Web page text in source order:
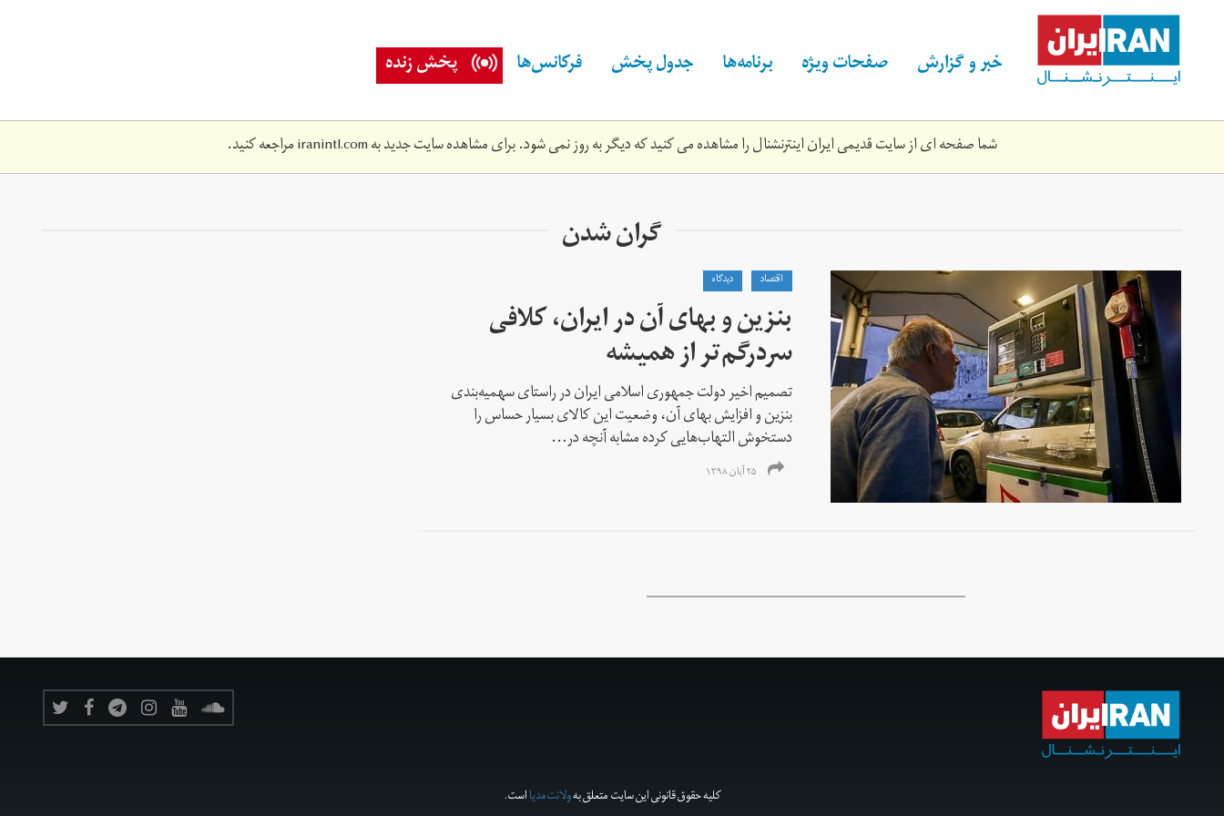
content خبر و گزارش صفحات ویژه برنامه‌ها جدول پخش فرکانس‌ها پخش زنده
شما صفحه ای از سایت قدیمی ایران اینترنشنال را مشاهده می کنید که دیگر به روز نمی شود. برای مشاهده سایت جدید بهiranintl.comمراجعه کنید.
گران شدن
اقتصاد دیدگاه
بنزین و بهای آن در ایران، کلافی
سر‌در‌گم‌تر از همیشه
تصمیم اخیر دولت جمهوری اسلامی ایران در راستای سهمیه‌بندی
بنزین و افزایش بهای آن، وضعیت این کالای بسیار حساس را
دستخوش التهاب‌هایی کرده مشابه آنچه در...
۲۵ آبان ۱۳۹۸
کلیه حقوق قانونی این سایت متعلق بهولانت‌مدیااست.